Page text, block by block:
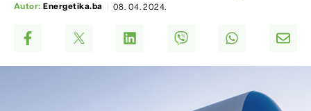
Autor: Energetika.ba 08. 04. 2024.